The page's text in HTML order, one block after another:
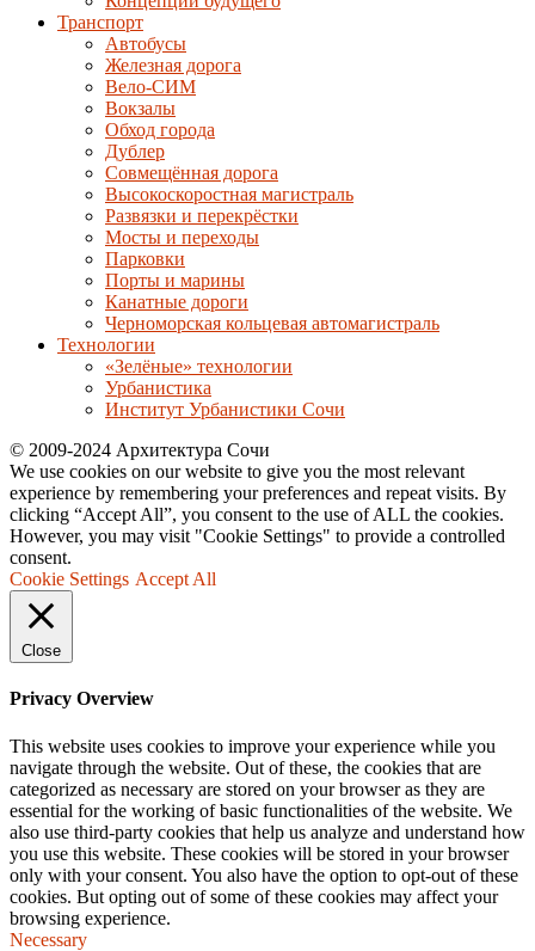
Транспорт
Автобусы
Железная дорога
Вело-СИМ
Вокзалы
Обход города
Дублер
Совмещённая дорога
Высокоскоростная магистраль
Развязки и перекрёстки
Мосты и переходы
Парковки
Порты и марины
Канатные дороги
Черноморская кольцевая автомагистраль
Технологии
«Зелёные» технологии
Урбанистика
Институт Урбанистики Сочи
© 2009-2024 Архитектура Сочи
We use cookies on our website to give you the most relevant
experience by remembering your preferences and repeat visits. By
clicking “Accept All”, you consent to the use of ALL the cookies.
However, you may visit "Cookie Settings" to provide a controlled
consent.
Cookie Settings Accept All
Close
Privacy Overview
This website uses cookies to improve your experience while you
navigate through the website. Out of these, the cookies that are
categorized as necessary are stored on your browser as they are
essential for the working of basic functionalities of the website. We
also use third-party cookies that help us analyze and understand how
you use this website. These cookies will be stored in your browser
only with your consent. You also have the option to opt-out of these
cookies. But opting out of some of these cookies may affect your
browsing experience.
Necessary